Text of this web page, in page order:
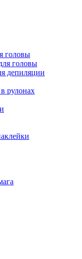
головы
головы
депиляции
рулонах